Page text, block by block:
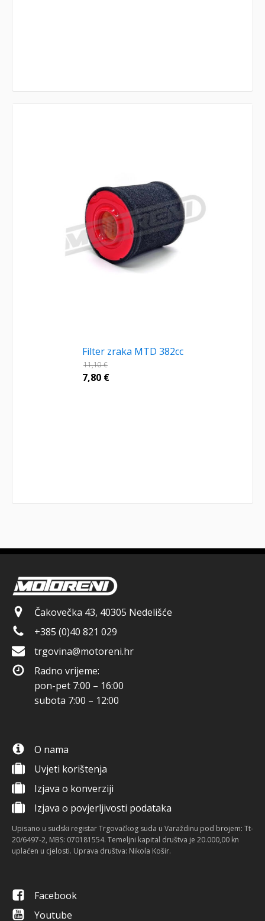
Filter zraka MTD 382cc
11,10€
7,80 €
Čakovečka 43, 40305 Nedelišće
+385 (0)40 821 029
trgovina@motoreni.hr
Radno vrijeme:
pon-pet 7:00 – 16:00
subota 7:00 – 12:00
O nama
Uvjeti korištenja
Izjava o konverziji
Izjava o povjerljivosti podataka
Upisano u sudski registar Trgovačkog suda u Varaždinu pod brojem: Tt-
20/6497-2, MBS: 070181554. Temeljni kapital društva je 20.000,00 kn
uplaćen u cjelosti. Uprava društva: Nikola Košir.
Facebook
Youtube